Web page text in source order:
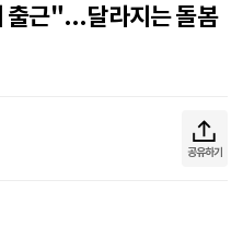
출근"...달라지는 돌봄
공유하기